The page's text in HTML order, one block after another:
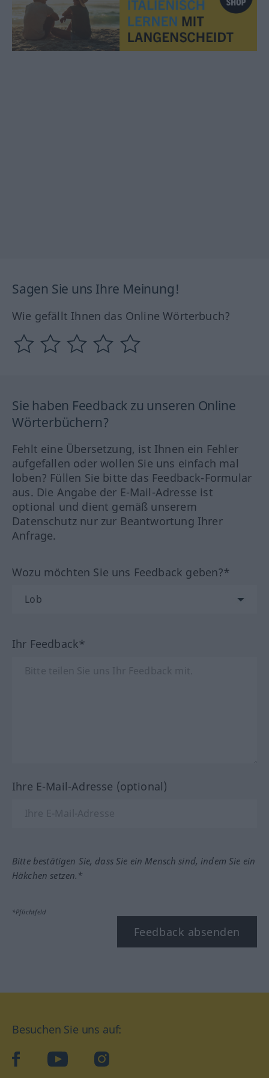
Sagen Sie uns Ihre Meinung!
Wie gefällt Ihnen das Online Wörterbuch?
Sie haben Feedback zu unseren Online
Wörterbüchern?
Fehlt eine Übersetzung, ist Ihnen ein Fehler
aufgefallen oder wollen Sie uns einfach mal
loben? Füllen Sie bitte das Feedback-Formular
aus. Die Angabe der E-Mail-Adresse ist
optional und dient gemäß unserem
Datenschutz nur zur Beantwortung Ihrer
Anfrage.
Wozu möchten Sie uns Feedback geben?*
Ihr Feedback*
Ihre E-Mail-Adresse (optional)
Bitte bestätigen Sie, dass Sie ein Mensch sind, indem Sie ein
Häkchen setzen.*
*Pflichtfeld
Feedback absenden
Besuchen Sie uns auf:
facebookYouTube Instagram